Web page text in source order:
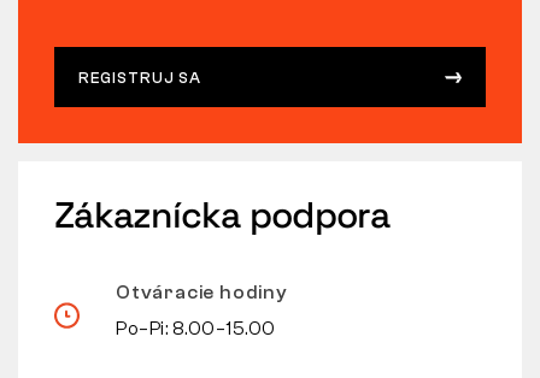
REGISTRUJ SA
Zákaznícka podpora
Otváracie hodiny
Po–Pi: 8.00–15.00